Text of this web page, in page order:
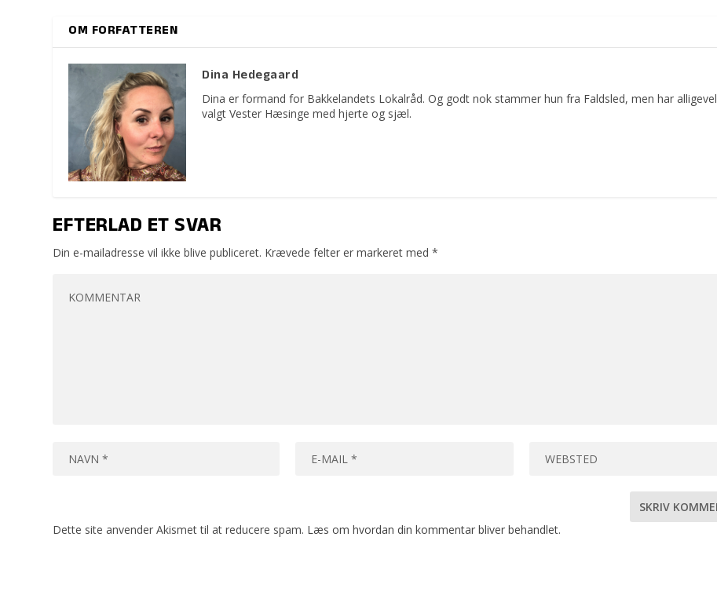
OM FORFATTEREN
Dina Hedegaard
Dina er formand for Bakkelandets Lokalråd. Og godt nok stammer hun fra Faldsled, men har alligevel
valgt Vester Hæsinge med hjerte og sjæl.
EFTERLAD ET SVAR
Din e-mailadresse vil ikke blive publiceret. Krævede felter er markeret med*
Dette site anvender Akismet til at reducere spam. Læs om hvordan din kommentar bliver behandlet.